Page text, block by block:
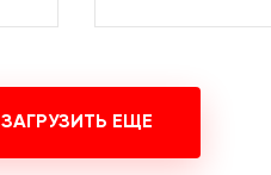
ЗАГРУЗИТЬ ЕЩЕ